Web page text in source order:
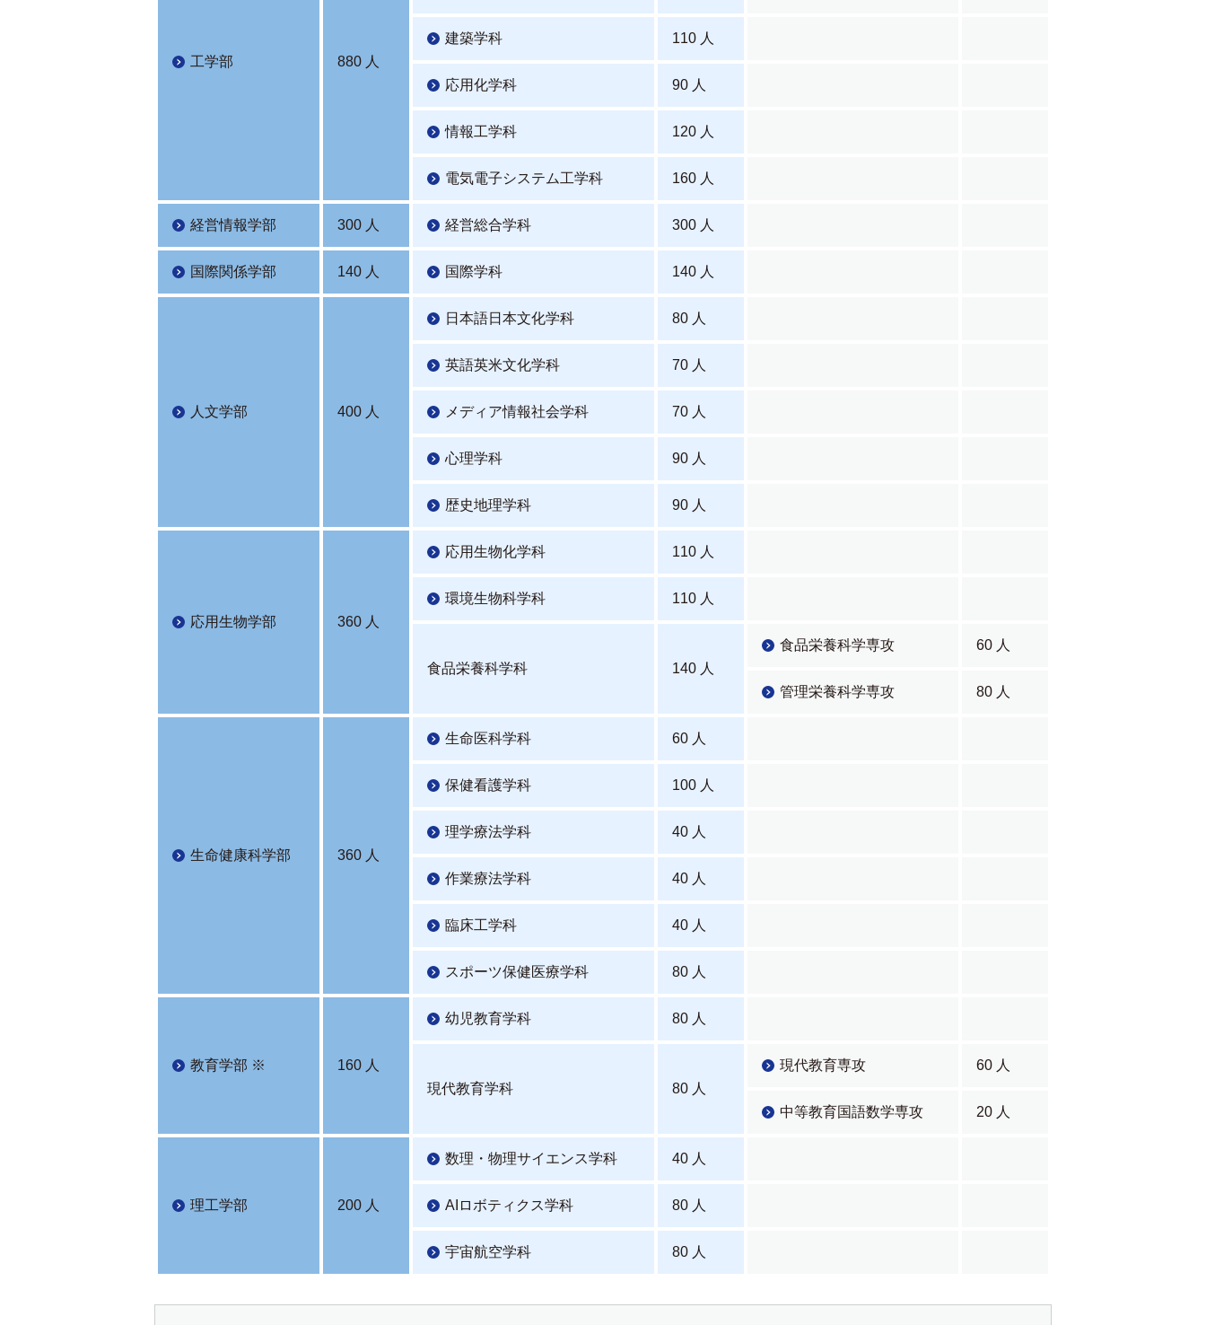
工学部 880 人
建築学科 110 人
応用化学科 90 人
情報工学科 120 人
電気電子システム工学科 160 人
経営情報学部 300 人 経営総合学科 300 人
国際関係学部 140 人 国際学科 140 人
人文学部 400 人
日本語日本文化学科 80 人
英語英米文化学科 70 人
メディア情報社会学科 70 人
心理学科 90 人
歴史地理学科 90 人
応用生物学部 360 人
応用生物化学科 110 人
環境生物科学科 110 人
食品栄養科学科 140 人
食品栄養科学専攻 60 人
管理栄養科学専攻 80 人
生命健康科学部 360 人
生命医科学科 60 人
保健看護学科 100 人
理学療法学科 40 人
作業療法学科 40 人
臨床工学科 40 人
スポーツ保健医療学科 80 人
教育学部 ※ 160 人
幼児教育学科 80 人
現代教育学科 80 人
現代教育専攻 60 人
中等教育国語数学専攻 20 人
理工学部 200 人
数理・物理サイエンス学科 40 人
AIロボティクス学科 80 人
宇宙航空学科 80 人